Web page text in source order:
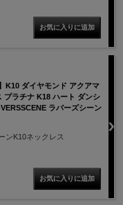
K10 ダイヤモンド アクアマ
プラチナ K18 ハート ダンシ
ラバーズシーン
ンK10ネックレス